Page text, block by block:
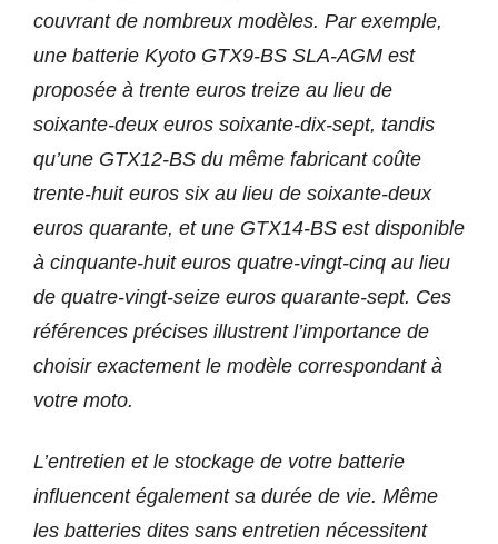
couvrant de nombreux modèles. Par exemple,
une batterie Kyoto GTX9-BS SLA-AGM est
proposée à trente euros treize au lieu de
soixante-deux euros soixante-dix-sept, tandis
qu’une GTX12-BS du même fabricant coûte
trente-huit euros six au lieu de soixante-deux
euros quarante, et une GTX14-BS est disponible
à cinquante-huit euros quatre-vingt-cinq au lieu
de quatre-vingt-seize euros quarante-sept. Ces
références précises illustrent l’importance de
choisir exactement le modèle correspondant à
votre moto.
L’entretien et le stockage de votre batterie
influencent également sa durée de vie. Même
les batteries dites sans entretien nécessitent